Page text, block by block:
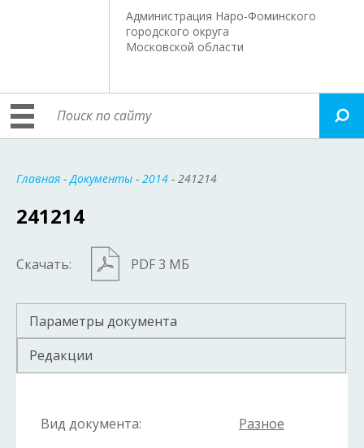
Администрация Наро-Фоминского
городского округа
Московской области
Главная -Документы - 2014 - 241214
241214
Скачать: PDF 3 МБ
Параметры документа
Редакции
Вид документа:
Разное